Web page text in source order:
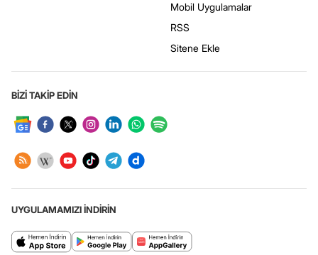
Mobil Uygulamalar
RSS
Sitene Ekle
BİZİ TAKİP EDİN
UYGULAMAMIZI İNDİRİN